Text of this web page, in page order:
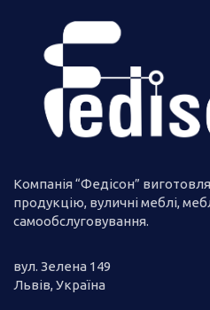
Компанія “Федісон”
продукцію, вуличні меблі,
самообслуговування.
вул. Зелена 149
Львів, Україна